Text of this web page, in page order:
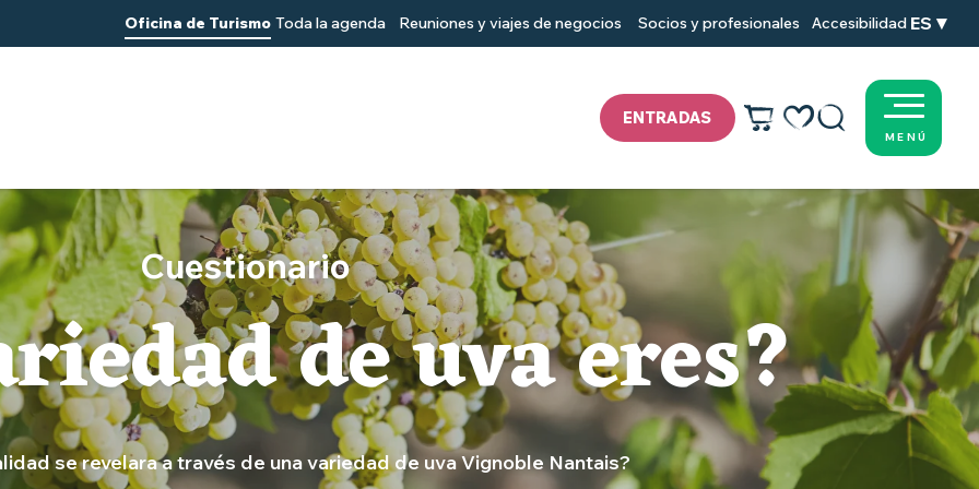
ENTRADAS
Voir les favoris
Buscar
Oficina de Turismo Toda la agenda Reuniones y viajes de negocios Socios y profesionales Accesibilidad ES
MENÚ
Cuestionario
de uva eres?
se revelara a través de una variedad de uva Vignoble Nantais?